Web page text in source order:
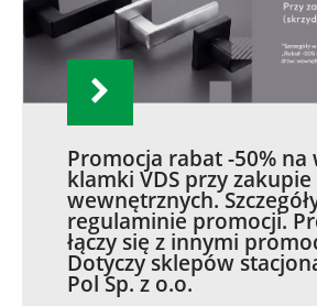
Promocja rabat -50% na
klamki VDS przy
wewnętrznych.
regulaminie promocji.
łączy się z innymi
Dotyczy sklepów
Pol Sp. z o.o.